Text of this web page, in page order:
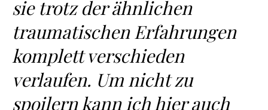
sie trotz der ähnlichen
traumatischen Erfahrungen
komplett verschieden
verlaufen. Um nicht zu
spoilern kann ich hier auch